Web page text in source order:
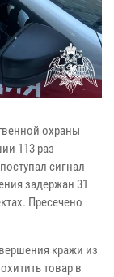
охраны
113 раз
сигнал
задержан 31
Пресечено
кражи из
товар в